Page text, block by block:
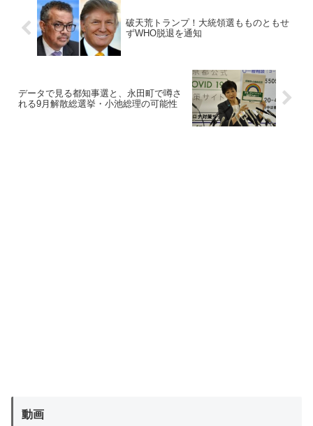
破天荒トランプ！大統領選もものともせ
ずWHO脱退を通知
データで見る都知事選と、永田町で噂さ
れる9月解散総選挙・小池総理の可能性
動画